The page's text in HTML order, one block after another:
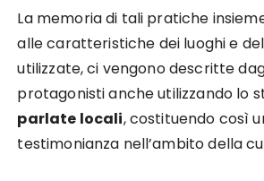
La memoria di tali pratiche
alle caratteristiche dei luoghi e
utilizzate, ci vengono descritte
protagonisti anche utilizzando lo
parlate locali, costituendo così
testimonianza nell’ambito della